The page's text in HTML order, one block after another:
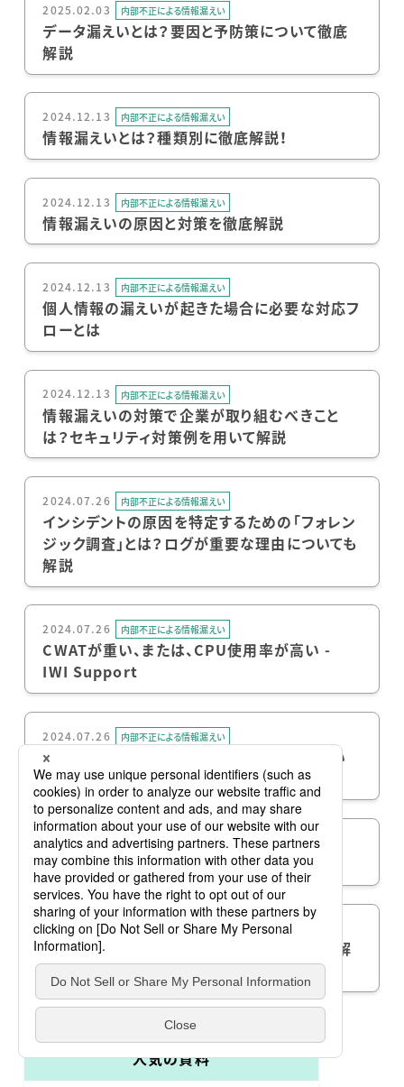
2025.02.03 内部不正による情報漏えい
データ漏えいとは？要因と予防策について徹底
解説
2024.12.13 内部不正による情報漏えい
情報漏えいとは？種類別に徹底解説！
2024.12.13 内部不正による情報漏えい
情報漏えいの原因と対策を徹底解説
2024.12.13 内部不正による情報漏えい
個人情報の漏えいが起きた場合に必要な対応フ
ローとは
2024.12.13 内部不正による情報漏えい
情報漏えいの対策で企業が取り組むべきこと
は？セキュリティ対策例を用いて解説
2024.07.26 内部不正による情報漏えい
インシデントの原因を特定するための「フォレン
ジック調査」とは？ログが重要な理由についても
解説
2024.07.26 内部不正による情報漏えい
CWATが重い、または、CPU使用率が高い -
IWI Support
2024.07.26 内部不正による情報漏えい
テレワークのデメリットから考える情報漏えい
のリスクと対策
2024.07.26 内部不正による情報漏えい
USBメモリの紛失事件から考える防止策
2024.07.26 内部不正による情報漏えい
メールを監視する効果や注意点、実施方法を解
説
人気の資料